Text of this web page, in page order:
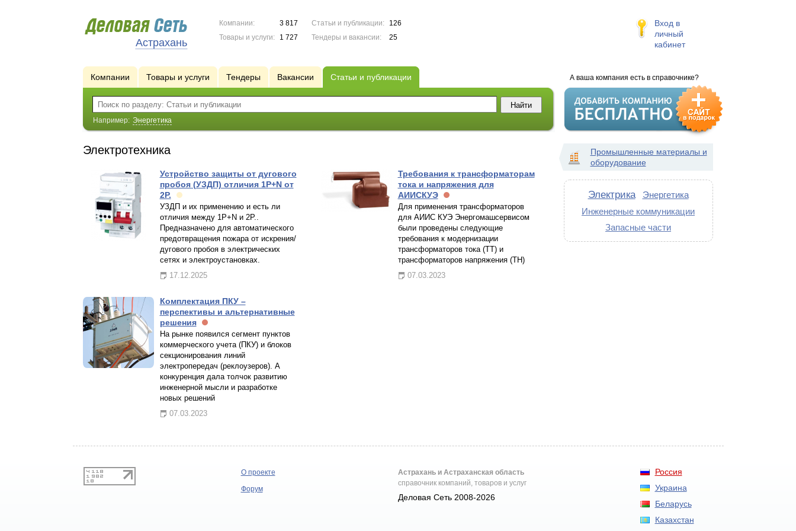
Астрахань
Компании:
3 817
Товары и услуги:
1 727
Статьи и публикации:
126
Тендеры и вакансии:
25
Вход в
личный
кабинет
А ваша компания есть в справочнике?
Компании Товары и услуги Тендеры Вакансии Статьи и публикации
Например: Энергетика
Электротехника
Устройство защиты от дугового
пробоя (УЗДП) отличия 1P+N от
2P.
УЗДП и их применению и есть ли
отличия между 1P+N и 2P..
Предназначено для автоматического
предотвращения пожара от искрения/
дугового пробоя в электрических
сетях и электроустановках.
17.12.2025
Требования к трансформаторам
тока и напряжения для
АИИСКУЭ
Для применения трансформаторов
для АИИС КУЭ Энергомашсервисом
были проведены следующие
требования к модернизации
трансформаторов тока (ТТ) и
трансформаторов напряжения (ТН)
07.03.2023
Комплектация ПКУ –
перспективы и альтернативные
решения
На рынке появился сегмент пунктов
коммерческого учета (ПКУ) и блоков
секционирования линий
электропередач (реклоузеров). А
конкуренция дала толчок развитию
инженерной мысли и разработке
новых решений
07.03.2023
Промышленные материалы и
оборудование
Электрика
Энергетика
Инженерные коммуникации
Запасные части
Россия
Украина
Беларусь
Казахстан
О проекте
Форум
Астрахань и Астраханская область
справочник компаний, товаров и услуг
Деловая Сеть 2008-2026